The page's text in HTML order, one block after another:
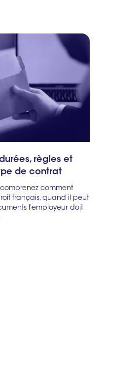
règles et
de contrat
comprenez comment
français, quand il peut
l'employeur doit